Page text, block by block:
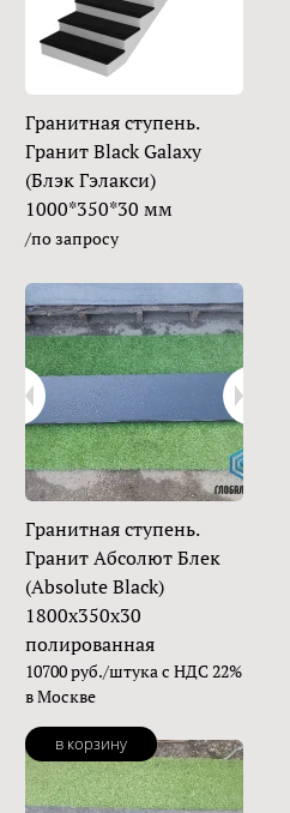
Гранитная ступень.
Гранит Black Galaxy
(Блэк Гэлакси)
1000*350*30 мм
/по запросу
Гранитная ступень.
Гранит Абсолют Блек
(Absolute Black)
1800х350х30
полированная
10700 руб./штука с НДС 22%
в Москве
в корзину